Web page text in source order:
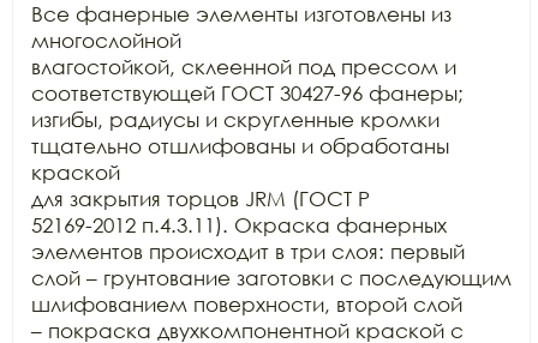
Все фанерные элементы изготовлены из
многослойной
влагостойкой, склеенной под прессом и
соответствующей ГОСТ 30427-96 фанеры;
изгибы, радиусы и скругленные кромки
тщательно отшлифованы и обработаны
краской
для закрытия торцов JRM (ГОСТ Р
52169-2012 п.4.3.11). Окраска фанерных
элементов происходит в три слоя: первый
слой – грунтование заготовки с последующим
шлифованием поверхности, второй слой
– покраска двухкомпонентной краской с